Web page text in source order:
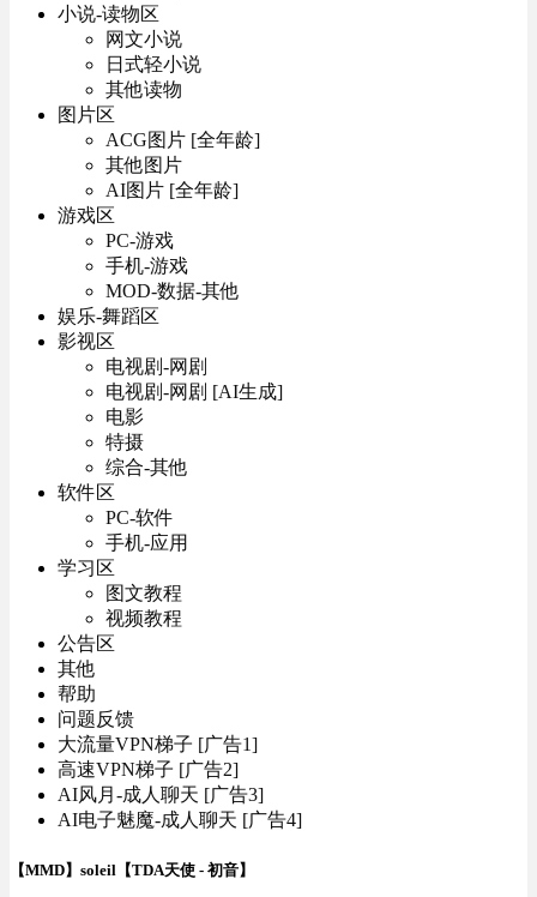
小说-读物区
网文小说
日式轻小说
其他读物
图片区
ACG图片 [全年龄]
其他图片
AI图片 [全年龄]
游戏区
PC-游戏
手机-游戏
MOD-数据-其他
娱乐-舞蹈区
影视区
电视剧-网剧
电视剧-网剧 [AI生成]
电影
特摄
综合-其他
软件区
PC-软件
手机-应用
学习区
图文教程
视频教程
公告区
其他
帮助
问题反馈
大流量VPN梯子 [广告1]
高速VPN梯子 [广告2]
AI风月-成人聊天 [广告3]
AI电子魅魔-成人聊天 [广告4]
【MMD】soleil【TDA天使 - 初音】